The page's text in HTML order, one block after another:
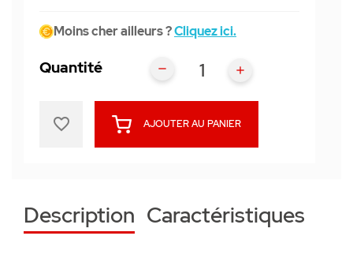
Moins cher ailleurs ?Cliquez ici.
Quantité
AJOUTER AU PANIER
favorite_border
Description Caractéristiques